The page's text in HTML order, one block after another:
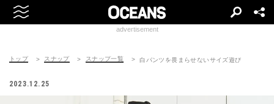
advertisement
トップ スナップ スナップ一覧 白パンツを畏まらせないサイズ遊び
2023.12.25